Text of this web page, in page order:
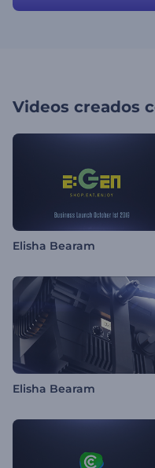
Videos creados
Elisha Bearam
Elisha Bearam